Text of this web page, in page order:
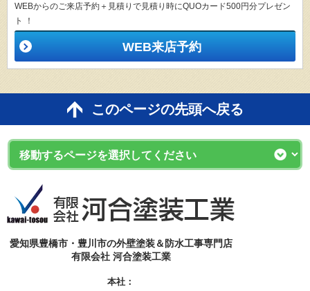
WEBからのご来店予約＋見積りで見積り時にQUOカード500円分プレゼン
ト ！
WEB来店予約
このページの先頭へ戻る
愛知県豊橋市・豊川市の外壁塗装＆防水工事専門店
有限会社 河合塗装工業
本社：